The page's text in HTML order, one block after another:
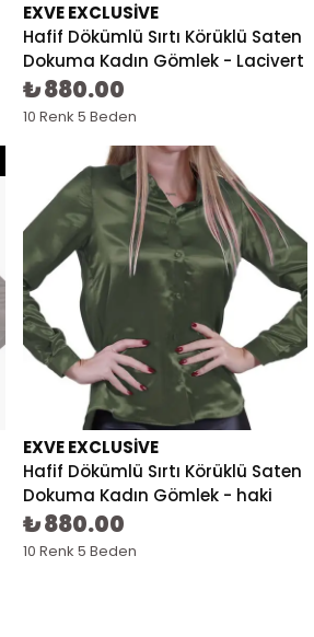
EXVE EXCLUSIVE
Hafif Dökümlü Sırtı Körüklü Saten
Dokuma Kadın Gömlek - Lacivert
₺ 880.00
10 Renk 5 Beden
EXVE EXCLUSIVE
Hafif Dökümlü Sırtı Körüklü Saten
Dokuma Kadın Gömlek - haki
₺ 880.00
10 Renk 5 Beden